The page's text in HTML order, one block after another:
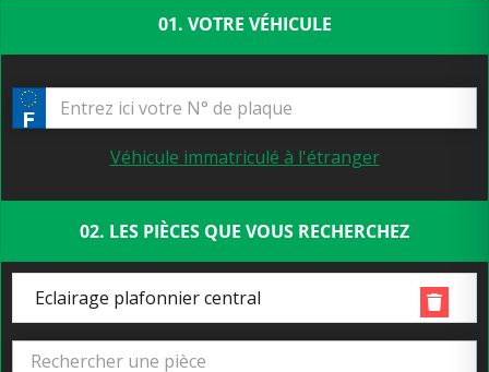
01. VOTRE VÉHICULE
Véhicule immatriculé à l'étranger
02. LES PIÈCES QUE VOUS RECHERCHEZ
Eclairage plafonnier central